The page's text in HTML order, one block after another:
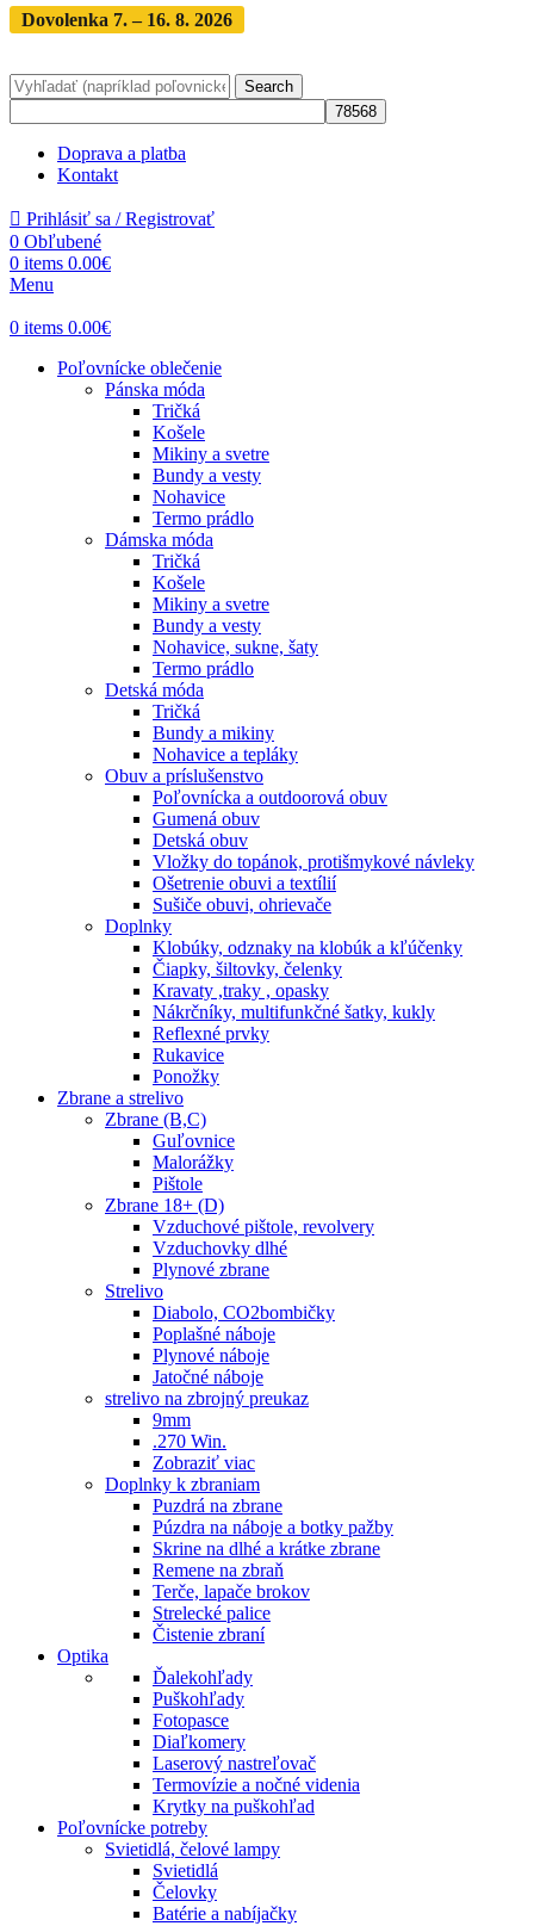
Dovolenka 7. – 16. 8. 2026
Search
Doprava a platba
Kontakt
Prihlásiť sa / Registrovať
0 Obľubené
0 items 0.00€
Menu
0 items 0.00€
Poľovnícke oblečenie
Pánska móda
Tričká
Košele
Mikiny a svetre
Bundy a vesty
Nohavice
Termo prádlo
Dámska móda
Tričká
Košele
Mikiny a svetre
Bundy a vesty
Nohavice, sukne, šaty
Termo prádlo
Detská móda
Tričká
Bundy a mikiny
Nohavice a tepláky
Obuv a príslušenstvo
Poľovnícka a outdoorová obuv
Gumená obuv
Detská obuv
Vložky do topánok, protišmykové návleky
Ošetrenie obuvi a textílií
Sušiče obuvi, ohrievače
Doplnky
Klobúky, odznaky na klobúk a kľúčenky
Čiapky, šiltovky, čelenky
Kravaty ,traky , opasky
Nákrčníky, multifunkčné šatky, kukly
Reflexné prvky
Rukavice
Ponožky
Zbrane a strelivo
Zbrane (B,C)
Guľovnice
Malorážky
Pištole
Zbrane 18+ (D)
Vzduchové pištole, revolvery
Vzduchovky dlhé
Plynové zbrane
Strelivo
Diabolo, CO2bombičky
Poplašné náboje
Plynové náboje
Jatočné náboje
strelivo na zbrojný preukaz
9mm
.270 Win.
Zobraziť viac
Doplnky k zbraniam
Puzdrá na zbrane
Púzdra na náboje a botky pažby
Skrine na dlhé a krátke zbrane
Remene na zbraň
Terče, lapače brokov
Strelecké palice
Čistenie zbraní
Optika
Ďalekohľady
Puškohľady
Fotopasce
Diaľkomery
Laserový nastreľovač
Termovízie a nočné videnia
Krytky na puškohľad
Poľovnícke potreby
Svietidlá, čelové lampy
Svietidlá
Čelovky
Batérie a nabíjačky